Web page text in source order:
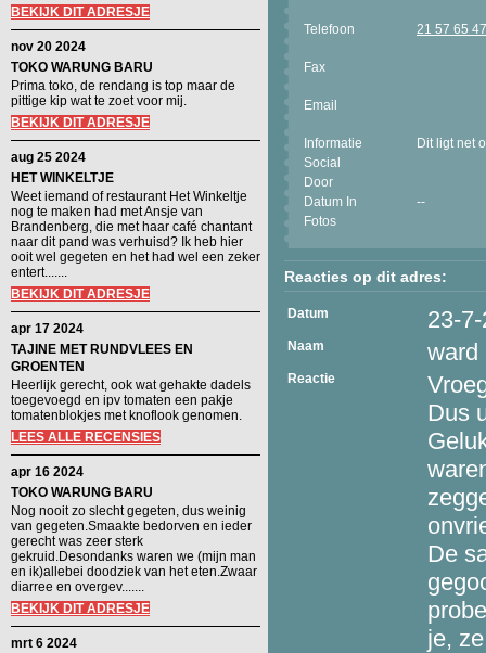
BEKIJK DIT ADRESJE
nov 20 2024
TOKO WARUNG BARU
Prima toko, de rendang is top maar de
pittige kip wat te zoet voor mij.
BEKIJK DIT ADRESJE
aug 25 2024
HET WINKELTJE
Weet iemand of restaurant Het Winkeltje
nog te maken had met Ansje van
Brandenberg, die met haar café chantant
naar dit pand was verhuisd? Ik heb hier
ooit wel gegeten en het had wel een zeker
entert.......
BEKIJK DIT ADRESJE
apr 17 2024
TAJINE MET RUNDVLEES EN
GROENTEN
Heerlijk gerecht, ook wat gehakte dadels
toegevoegd en ipv tomaten een pakje
tomatenblokjes met knoflook genomen.
LEES ALLE RECENSIES
apr 16 2024
TOKO WARUNG BARU
Nog nooit zo slecht gegeten, dus weinig
van gegeten.Smaakte bedorven en ieder
gerecht was zeer sterk
gekruid.Desondanks waren we (mijn man
en ik)allebei doodziek van het eten.Zwaar
diarree en overgev.......
BEKIJK DIT ADRESJE
mrt 6 2024
Telefoon 21 57 65 47
Fax
Email
Informatie
Dit ligt net
Social
Door
Datum In
--
Fotos
Reacties op dit adres:
Datum 23-
Naam ward
Reactie
Dus
De
je,